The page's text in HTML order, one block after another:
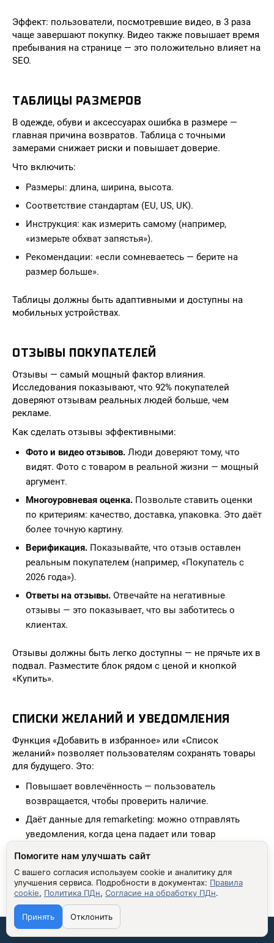
Эффект: пользователи, посмотревшие видео, в 3 раза
чаще завершают покупку. Видео также повышает время
пребывания на странице — это положительно влияет на
SEO.
ТАБЛИЦЫ РАЗМЕРОВ
В одежде, обуви и аксессуарах ошибка в размере —
главная причина возвратов. Таблица с точными
замерами снижает риски и повышает доверие.
Что включить:
Размеры: длина, ширина, высота.
Соответствие стандартам (EU, US, UK).
Инструкция: как измерить самому (например,
«измерьте обхват запястья»).
Рекомендации: «если сомневаетесь — берите на
размер больше».
Таблицы должны быть адаптивными и доступны на
мобильных устройствах.
ОТЗЫВЫ ПОКУПАТЕЛЕЙ
Отзывы — самый мощный фактор влияния.
Исследования показывают, что 92% покупателей
доверяют отзывам реальных людей больше, чем
рекламе.
Как сделать отзывы эффективными:
Фото и видео отзывов. Люди доверяют тому, что
видят. Фото с товаром в реальной жизни — мощный
аргумент.
Многоуровневая оценка. Позвольте ставить оценки
по критериям: качество, доставка, упаковка. Это даёт
более точную картину.
Верификация. Показывайте, что отзыв оставлен
реальным покупателем (например, «Покупатель с
2026 года»).
Ответы на отзывы. Отвечайте на негативные
отзывы — это показывает, что вы заботитесь о
клиентах.
Отзывы должны быть легко доступны — не прячьте их в
подвал. Разместите блок рядом с ценой и кнопкой
«Купить».
СПИСКИ ЖЕЛАНИЙ И УВЕДОМЛЕНИЯ
Функция «Добавить в избранное» или «Список
желаний» позволяет пользователям сохранять товары
для будущего. Это:
Повышает вовлечённость — пользователь
возвращается, чтобы проверить наличие.
Даёт данные для remarketing: можно отправлять
уведомления, когда цена падает или товар
Система должна быть простой: одна кнопка, сохранение
в браузере или аккаунте. Не требуйте регистрации — это
снижает конверсию.
Связаться со мной:
Помогите нам улучшать сайт
С вашего согласия используем cookie и аналитику для
улучшения сервиса. Подробности в документах: Правила
cookie, Политика ПДн, Согласие на обработку ПДн.
Принять Отклонить